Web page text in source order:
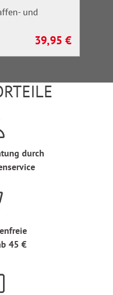
und
Regulärer Preis:
39,95 €
durch
45 €